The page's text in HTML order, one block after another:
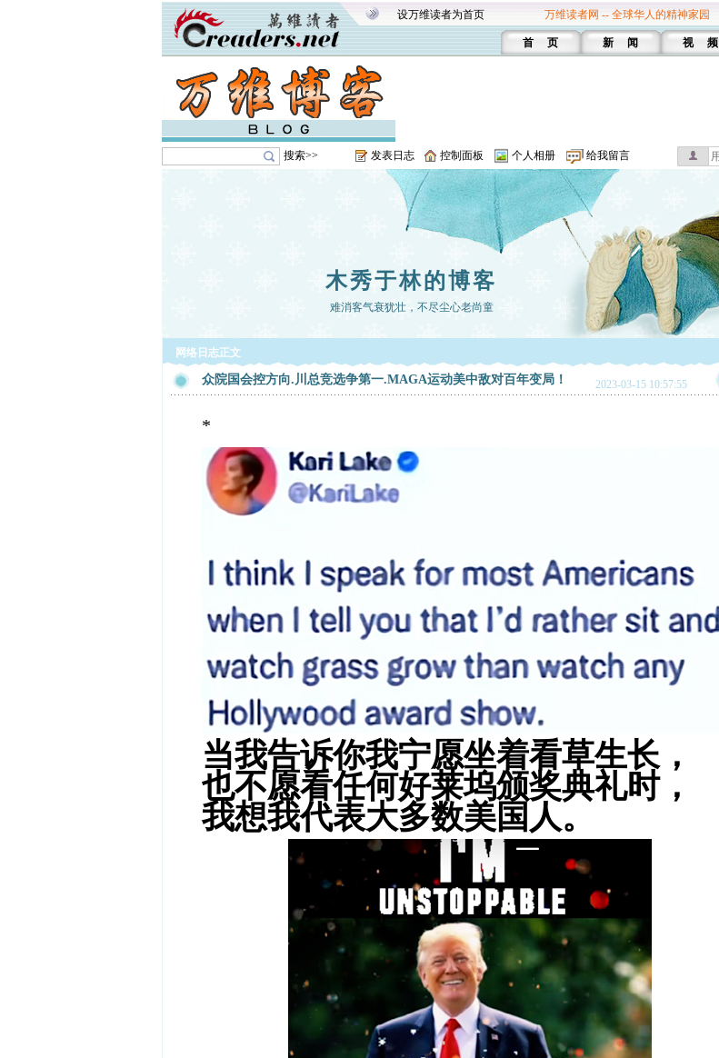
设万维读者为首页 万维读者网 -- 全球华人的精神家园
首 页 新 闻 视 频
搜索>> 发表日志 控制面板 个人相册 给我留言
木秀于林的博客
难消客气衰犹壮，不尽尘心老尚童
网络日志正文
众院国会控方向.川总竞选争第一.MAGA运动美中敌对百年变局！ 2023-03-15 10:57:55
*
当我告诉你我宁愿坐着看草生长，
也不愿看任何好莱坞颁奖典礼时，
我想我代表大多数美国人。